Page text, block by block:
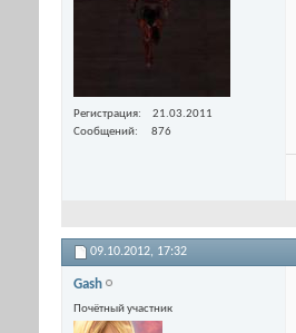
Регистрация
21.03.2011
Сообщений
876
09.10.2012, 17:32
Gash
Почётный участник